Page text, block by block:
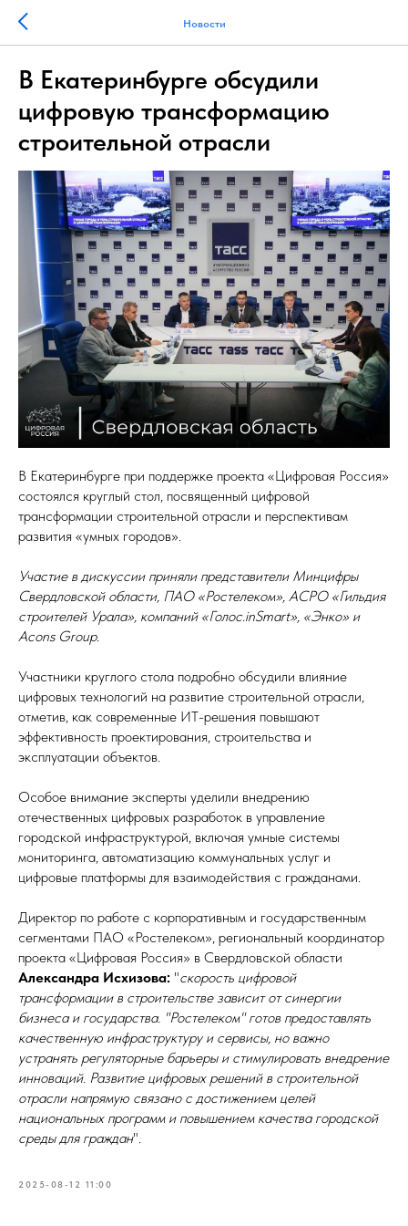
Новости
В Екатеринбурге обсудили
цифровую трансформацию
строительной отрасли
В Екатеринбурге при поддержке проекта «Цифровая Россия»
состоялся круглый стол, посвященный цифровой
трансформации строительной отрасли и перспективам
развития «умных городов».
Участие в дискуссии приняли представители Минцифры
Свердловской области, ПАО «Ростелеком», АСРО «Гильдия
строителей Урала», компаний «Голос.inSmart», «Энко» и
Acons Group.
Участники круглого стола подробно обсудили влияние
цифровых технологий на развитие строительной отрасли,
отметив, как современные ИТ-решения повышают
эффективность проектирования, строительства и
эксплуатации объектов.
Особое внимание эксперты уделили внедрению
отечественных цифровых разработок в управление
городской инфраструктурой, включая умные системы
мониторинга, автоматизацию коммунальных услуг и
цифровые платформы для взаимодействия с гражданами.
Директор по работе с корпоративным и государственным
сегментами ПАО «Ростелеком», региональный координатор
проекта «Цифровая Россия» в Свердловской области
Александра Исхизова: "скорость цифровой
трансформации в строительстве зависит от синергии
бизнеса и государства. "Ростелеком" готов предоставлять
качественную инфраструктуру и сервисы, но важно
устранять регуляторные барьеры и стимулировать внедрение
инноваций. Развитие цифровых решений в строительной
отрасли напрямую связано с достижением целей
национальных программ и повышением качества городской
среды для граждан".
2025-08-12 11:00